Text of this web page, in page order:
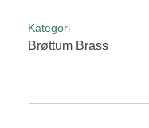
Kategori
Brøttum Brass